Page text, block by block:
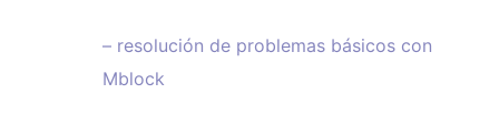
– resolución de problemas básicos con
Mblock